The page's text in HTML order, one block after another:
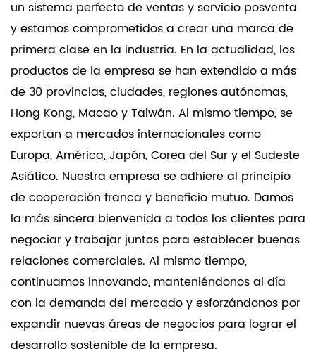
un sistema perfecto de ventas y servicio posventa
y estamos comprometidos a crear una marca de
primera clase en la industria. En la actualidad, los
productos de la empresa se han extendido a más
de 30 provincias, ciudades, regiones autónomas,
Hong Kong, Macao y Taiwán. Al mismo tiempo, se
exportan a mercados internacionales como
Europa, América, Japón, Corea del Sur y el Sudeste
Asiático. Nuestra empresa se adhiere al principio
de cooperación franca y beneficio mutuo. Damos
la más sincera bienvenida a todos los clientes para
negociar y trabajar juntos para establecer buenas
relaciones comerciales. Al mismo tiempo,
continuamos innovando, manteniéndonos al día
con la demanda del mercado y esforzándonos por
expandir nuevas áreas de negocios para lograr el
desarrollo sostenible de la empresa.